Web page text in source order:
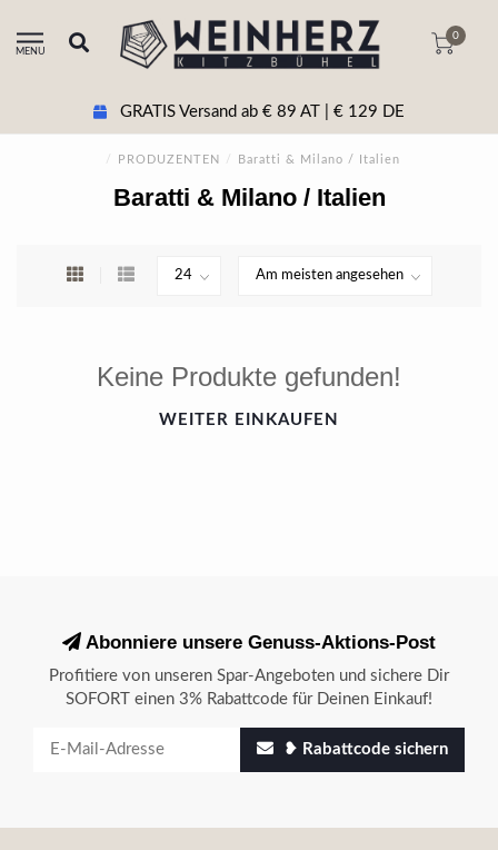
MENU
0
GRATIS Versand ab € 89 AT | € 129 DE
/ PRODUZENTEN / Baratti & Milano / Italien
Baratti & Milano / Italien
Keine Produkte gefunden!
WEITER EINKAUFEN
Abonniere unsere Genuss-Aktions-Post
Profitiere von unseren Spar-Angeboten und sichere Dir
SOFORT einen 3% Rabattcode für Deinen Einkauf!
❥ Rabattcode sichern